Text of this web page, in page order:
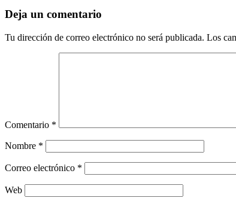
Deja un comentario
Tu dirección de correo electrónico no será publicada. Los
Comentario *
Nombre *
Correo electrónico *
Web